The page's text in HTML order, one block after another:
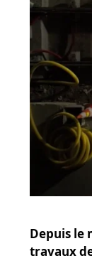
Depuis le
travaux